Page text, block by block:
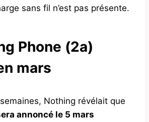
sans fil n’est pas présente.
Phone (2a)
mars
Nothing révélait que
annoncé le 5 mars